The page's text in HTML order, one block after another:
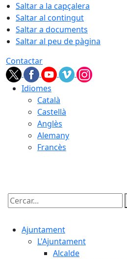
Saltar a la capçalera
Saltar al contingut
Saltar a documents
Saltar al peu de pàgina
Contactar
Idiomes
Català
Castellà
Anglès
Alemany
Francès
Cercar:
Ajuntament
L'Ajuntament
Alcalde